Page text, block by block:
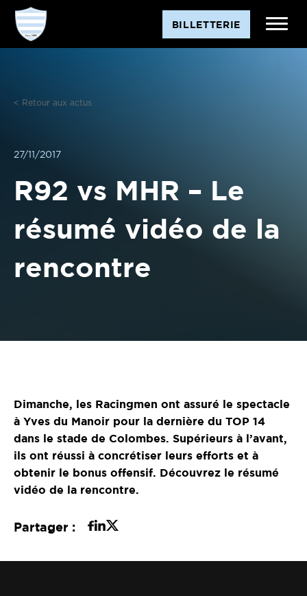
Aller
contenu
BILLETTERIE
< Retour aux actus
27/11/2017
R92 vs MHR – Le
résumé vidéo de la
rencontre
Dimanche, les Racingmen ont assuré le spectacle
à Yves du Manoir pour la dernière du TOP 14
dans le stade de Colombes. Supérieurs à l’avant,
ils ont réussi à concrétiser leurs efforts et à
obtenir le bonus offensif. Découvrez le résumé
vidéo de la rencontre.
Partager :